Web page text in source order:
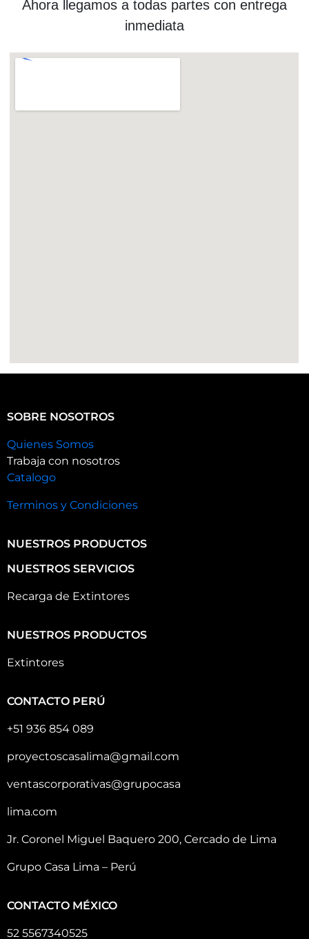
Ahora llegamos a todas partes con entrega
inmediata
SOBRE NOSOTROS
Quienes Somos
Trabaja con nosotros
Catalogo
Terminos y Condiciones
NUESTROS PRODUCTOS
NUESTROS SERVICIOS
Recarga de Extintores
NUESTROS PRODUCTOS
Extintores
CONTACTO PERÚ
+51 936 854 089
proyectoscasalima@gmail.com
ventascorporativas@grupocasa
lima.com
Jr. Coronel Miguel Baquero 200, Cercado de Lima
Grupo Casa Lima – Perú
CONTACTO MÉXICO
52 5567340525